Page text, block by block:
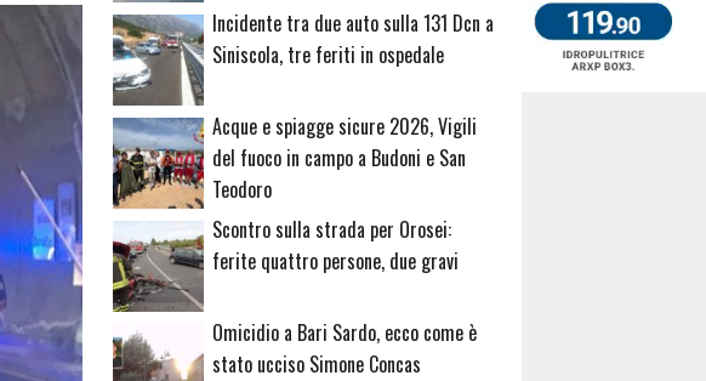
Incidente tra due auto sulla 131 Dcn a
Siniscola, tre feriti in ospedale
Acque e spiagge sicure 2026, Vigili
del fuoco in campo a Budoni e San
Teodoro
Scontro sulla strada per Orosei:
ferite quattro persone, due gravi
Omicidio a Bari Sardo, ecco come è
stato ucciso Simone Concas